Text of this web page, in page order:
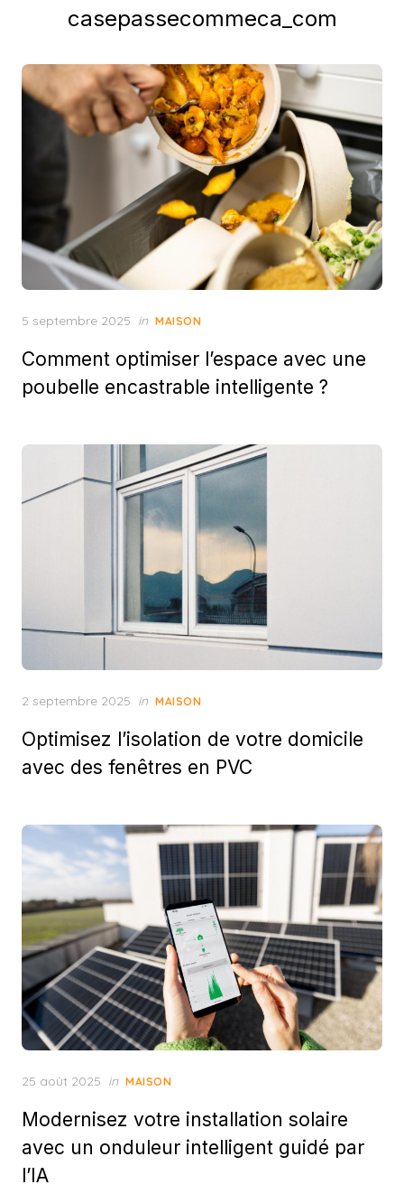
casepassecommeca_com
Posted
5 septembre 2025 in MAISON
Comment optimiser l’espace avec une
poubelle encastrable intelligente ?
Posted
2 septembre 2025 in MAISON
Optimisez l’isolation de votre domicile
avec des fenêtres en PVC
Posted
25 août 2025 in MAISON
Modernisez votre installation solaire
avec un onduleur intelligent guidé par
l’IA